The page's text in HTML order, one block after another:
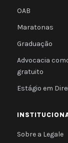
OAB
Maratonas
Graduação
Advocacia
gratuito
Estágio em
Sobre a Legale